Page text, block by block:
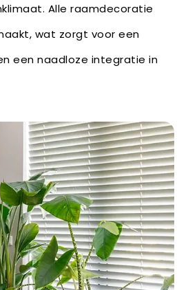
Alle raamdecoratie
wat zorgt voor een
een naadloze integratie in